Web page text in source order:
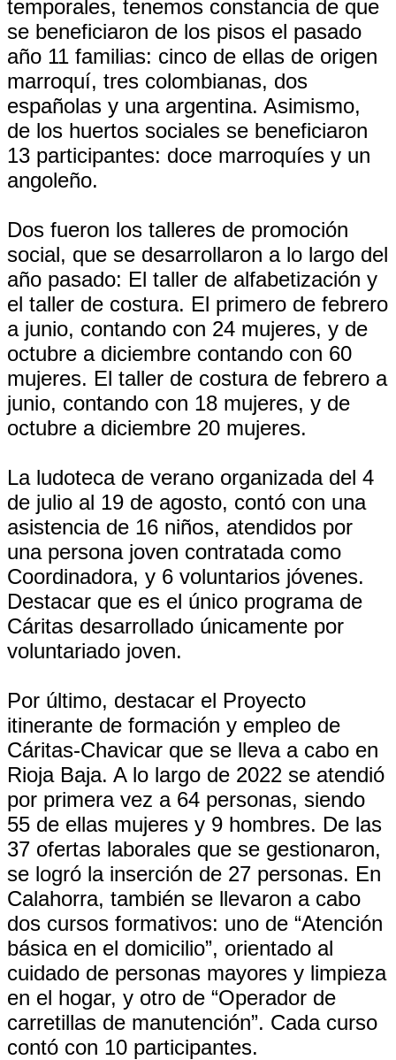
temporales, tenemos constancia de que
se beneficiaron de los pisos el pasado
año 11 familias: cinco de ellas de origen
marroquí, tres colombianas, dos
españolas y una argentina. Asimismo,
de los huertos sociales se beneficiaron
13 participantes: doce marroquíes y un
angoleño.
Dos fueron los talleres de promoción
social, que se desarrollaron a lo largo del
año pasado: El taller de alfabetización y
el taller de costura. El primero de febrero
a junio, contando con 24 mujeres, y de
octubre a diciembre contando con 60
mujeres. El taller de costura de febrero a
junio, contando con 18 mujeres, y de
octubre a diciembre 20 mujeres.
La ludoteca de verano organizada del 4
de julio al 19 de agosto, contó con una
asistencia de 16 niños, atendidos por
una persona joven contratada como
Coordinadora, y 6 voluntarios jóvenes.
Destacar que es el único programa de
Cáritas desarrollado únicamente por
voluntariado joven.
Por último, destacar el Proyecto
itinerante de formación y empleo de
Cáritas-Chavicar que se lleva a cabo en
Rioja Baja. A lo largo de 2022 se atendió
por primera vez a 64 personas, siendo
55 de ellas mujeres y 9 hombres. De las
37 ofertas laborales que se gestionaron,
se logró la inserción de 27 personas. En
Calahorra, también se llevaron a cabo
dos cursos formativos: uno de “Atención
básica en el domicilio”, orientado al
cuidado de personas mayores y limpieza
en el hogar, y otro de “Operador de
carretillas de manutención”. Cada curso
contó con 10 participantes.